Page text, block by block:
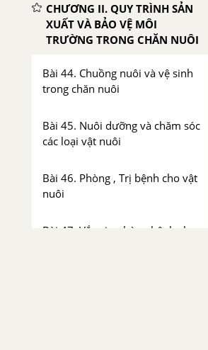
CHƯƠNG II. QUY TRÌNH SẢN
XUẤT VÀ BẢO VỆ MÔI
TRƯỜNG TRONG CHĂN NUÔI
Bài 44. Chuồng nuôi và vệ sinh
trong chăn nuôi
Bài 45. Nuôi dưỡng và chăm sóc
các loại vật nuôi
Bài 46. Phòng , Trị bệnh cho vật
nuôi
Bài 47. Vắc xin phòng bệnh cho